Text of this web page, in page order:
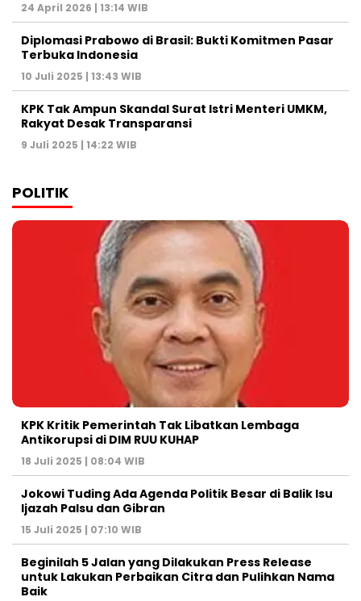
24 April 2026 | 13:14 WIB
Diplomasi Prabowo di Brasil: Bukti Komitmen Pasar
Terbuka Indonesia
10 Juli 2025 | 13:43 WIB
KPK Tak Ampun Skandal Surat Istri Menteri UMKM,
Rakyat Desak Transparansi
9 Juli 2025 | 14:22 WIB
POLITIK
KPK Kritik Pemerintah Tak Libatkan Lembaga
Antikorupsi di DIM RUU KUHAP
18 Juli 2025 | 08:04 WIB
Jokowi Tuding Ada Agenda Politik Besar di Balik Isu
Ijazah Palsu dan Gibran
15 Juli 2025 | 07:10 WIB
Beginilah 5 Jalan yang Dilakukan Press Release
untuk Lakukan Perbaikan Citra dan Pulihkan Nama
Baik